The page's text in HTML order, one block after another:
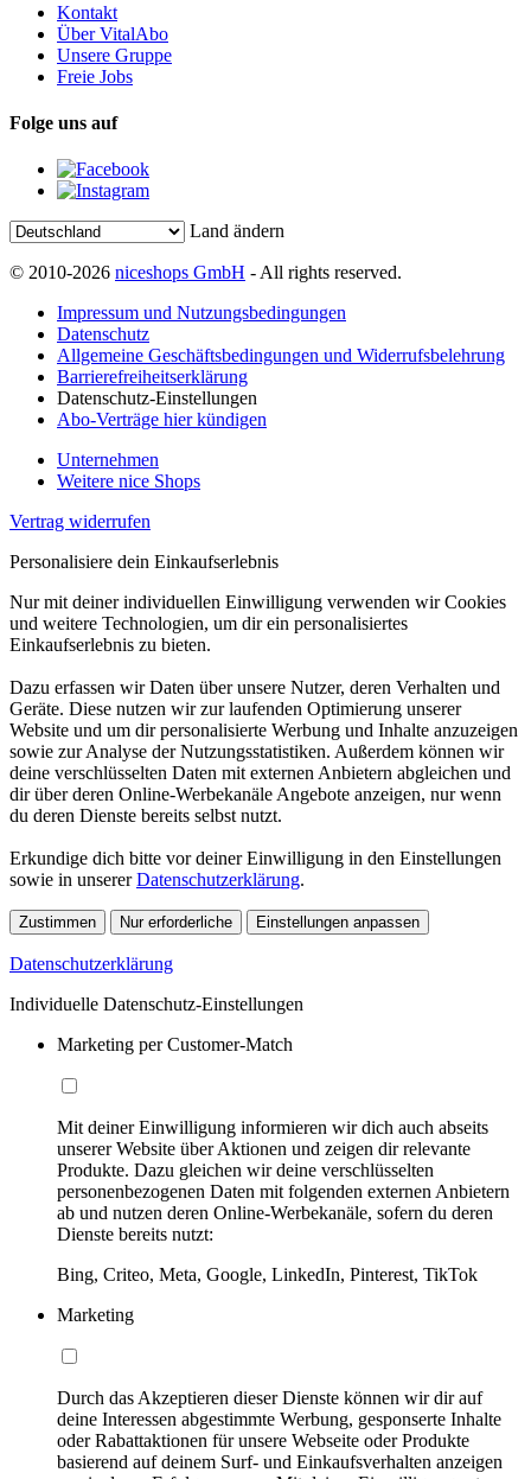
Kontakt
Über VitalAbo
Unsere Gruppe
Freie Jobs
Folge uns auf
Land ändern
© 2010-2026 niceshops GmbH - All rights reserved.
Impressum und Nutzungsbedingungen
Datenschutz
Allgemeine Geschäftsbedingungen und Widerrufsbelehrung
Barrierefreiheitserklärung
Datenschutz-Einstellungen
Abo-Verträge hier kündigen
Unternehmen
Weitere nice Shops
Vertrag widerrufen
Personalisiere dein Einkaufserlebnis
Nur mit deiner individuellen Einwilligung verwenden wir Cookies
und weitere Technologien, um dir ein personalisiertes
Einkaufserlebnis zu bieten.
Dazu erfassen wir Daten über unsere Nutzer, deren Verhalten und
Geräte. Diese nutzen wir zur laufenden Optimierung unserer
Website und um dir personalisierte Werbung und Inhalte anzuzeigen
sowie zur Analyse der Nutzungsstatistiken. Außerdem können wir
deine verschlüsselten Daten mit externen Anbietern abgleichen und
dir über deren Online-Werbekanäle Angebote anzeigen, nur wenn
du deren Dienste bereits selbst nutzt.
Erkundige dich bitte vor deiner Einwilligung in den Einstellungen
sowie in unsererDatenschutzerklärung.
Zustimmen Nur erforderliche Einstellungen anpassen
Datenschutzerklärung
Individuelle Datenschutz-Einstellungen
Marketing per Customer-Match
Mit deiner Einwilligung informieren wir dich auch abseits
unserer Website über Aktionen und zeigen dir relevante
Produkte. Dazu gleichen wir deine verschlüsselten
personenbezogenen Daten mit folgenden externen Anbietern
ab und nutzen deren Online-Werbekanäle, sofern du deren
Dienste bereits nutzt:
Bing, Criteo, Meta, Google, LinkedIn, Pinterest, TikTok
Marketing
Durch das Akzeptieren dieser Dienste können wir dir auf
deine Interessen abgestimmte Werbung, gesponserte Inhalte
oder Rabattaktionen für unsere Webseite oder Produkte
basierend auf deinem Surf- und Einkaufsverhalten anzeigen